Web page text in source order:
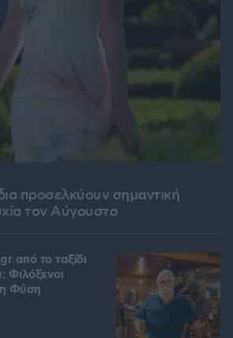
προσελκύουν σημαντική
τον Αύγουστο
από το ταξίδι
Φιλόξενοι
Φύση